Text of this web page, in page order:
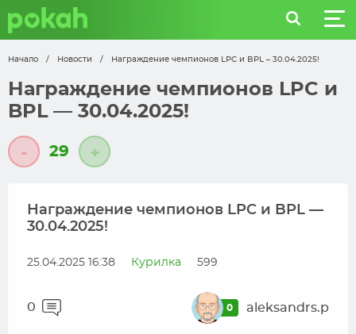
Начало / Новости / Награждение чемпионов LPC и BPL – 30.04.2025!
Награждение чемпионов LPC и
BPL — 30.04.2025!
- 29 +
Награждение чемпионов LPC и BPL —
30.04.2025!
25.04.2025 16:38 Курилка 599
0 0 aleksandrs.p